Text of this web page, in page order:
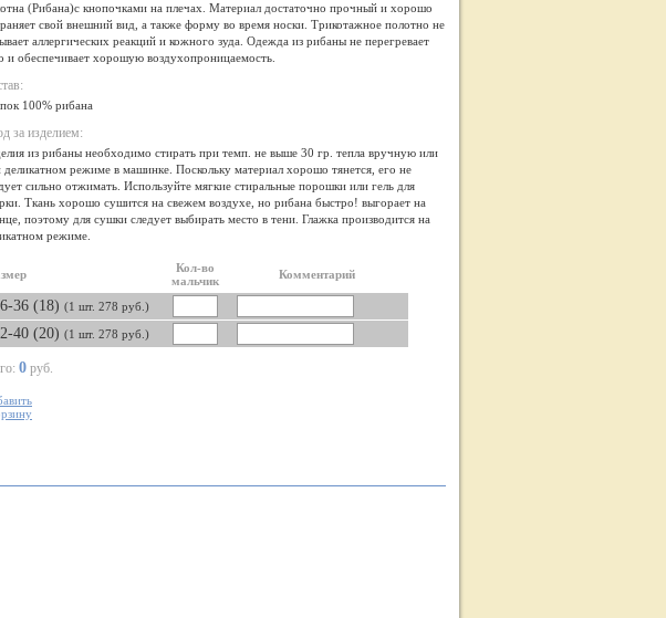
(Рибана)с кнопочками на плечах. Материал достаточно прочный и хорошо
свой внешний вид, а также форму во время носки. Трикотажное полотно не
аллергических реакций и кожного зуда. Одежда из рибаны не перегревает
и обеспечивает хорошую воздухопроницаемость.
100% рибана
за изделием:
из рибаны необходимо стирать при темп. не выше 30 гр. тепла вручную или
деликатном режиме в машинке. Поскольку материал хорошо тянется, его не
сильно отжимать. Используйте мягкие стиральные порошки или гель для
Ткань хорошо сушится на свежем воздухе, но рибана быстро! выгорает на
поэтому для сушки следует выбирать место в тени. Глажка производится на
режиме.
Кол-во
мальчик
Комментарий
36 (18) (1 шт. 278 руб.)
40 (20) (1 шт. 278 руб.)
0 руб.